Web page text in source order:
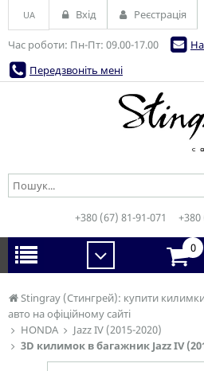
Stingray (Стингрей): купити
авто на офіційному сайті
HONDA
Jazz IV (2015-2020)
3D килимок в багажник Jazz IV
Час роботи: Пн-Пт: 09.00-17.00
Передзвоніть мені
UA Вхід Реєстрація
+380 (67) 81-91-071 +380
0